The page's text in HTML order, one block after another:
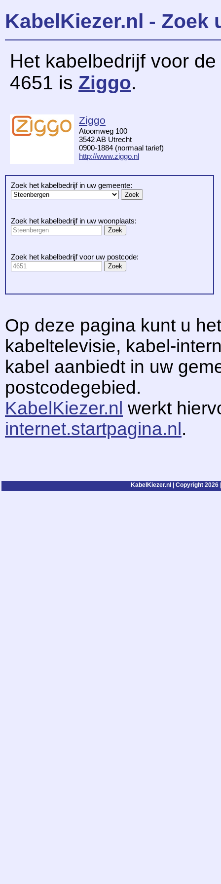
KabelKiezer.nl - Zoek
Het kabelbedrijf voor
4651 is Ziggo.
Ziggo
Atoomweg 100
3542 AB Utrecht
0900-1884 (normaal tarief)
http://www.ziggo.nl
Zoek het kabelbedrijf in uw gemeente:
Zoek het kabelbedrijf in uw woonplaats:
Zoek het kabelbedrijf voor uw postcode:
Op deze pagina kunt u
kabeltelevisie, kabel-
kabel aanbiedt in uw
postcodegebied.
KabelKiezer.nl werkt
internet.startpagina.nl.
KabelKiezer.nl | Copyright 2026